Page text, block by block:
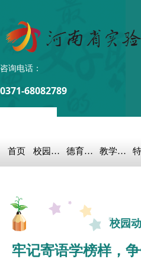
0371-68082789
咨询电话：
首页 校园概况 德育之窗 教学科研
校园
牢记寄语学榜样，